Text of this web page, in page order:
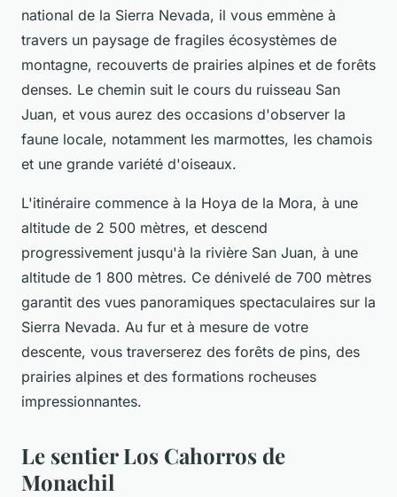
national de la Sierra Nevada, il vous emmène à
travers un paysage de fragiles écosystèmes de
montagne, recouverts de prairies alpines et de forêts
denses. Le chemin suit le cours du ruisseau San
Juan, et vous aurez des occasions d'observer la
faune locale, notamment les marmottes, les chamois
et une grande variété d'oiseaux.
L'itinéraire commence à la Hoya de la Mora, à une
altitude de 2 500 mètres, et descend
progressivement jusqu'à la rivière San Juan, à une
altitude de 1 800 mètres. Ce dénivelé de 700 mètres
garantit des vues panoramiques spectaculaires sur la
Sierra Nevada. Au fur et à mesure de votre
descente, vous traverserez des forêts de pins, des
prairies alpines et des formations rocheuses
impressionnantes.
Le sentier Los Cahorros de
Monachil